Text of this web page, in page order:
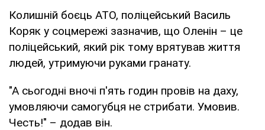
Колишній боєць АТО, поліцейський Василь
Коряк у соцмережі зазначив, що Оленін – це
поліцейський, який рік тому врятував життя
людей, утримуючи руками гранату.
"А сьогодні вночі п'ять годин провів на даху,
умовляючи самогубця не стрибати. Умовив.
Честь!" – додав він.